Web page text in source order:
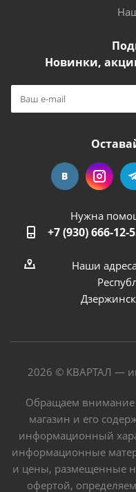
Новинки,
Нужна
+7 (930) 666-12-
Наши
2026 © КВАРТАЛ —
Обращаем внимание
магазин и его
информационный
информационные
и цены, размещенные
офертой,